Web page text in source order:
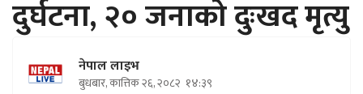
दुर्घटना, २० जनाको दुःखद मृत्यु
नेपाल लाइभ
बुधबार, कात्तिक २६, २०८२ १४:३९